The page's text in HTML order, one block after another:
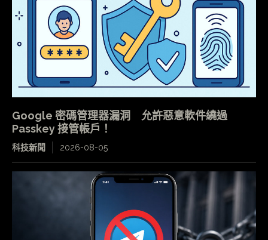
Google 密碼管理器漏洞 允許惡意軟件繞過
Passkey 接管帳戶！
科技新聞 2026-08-05